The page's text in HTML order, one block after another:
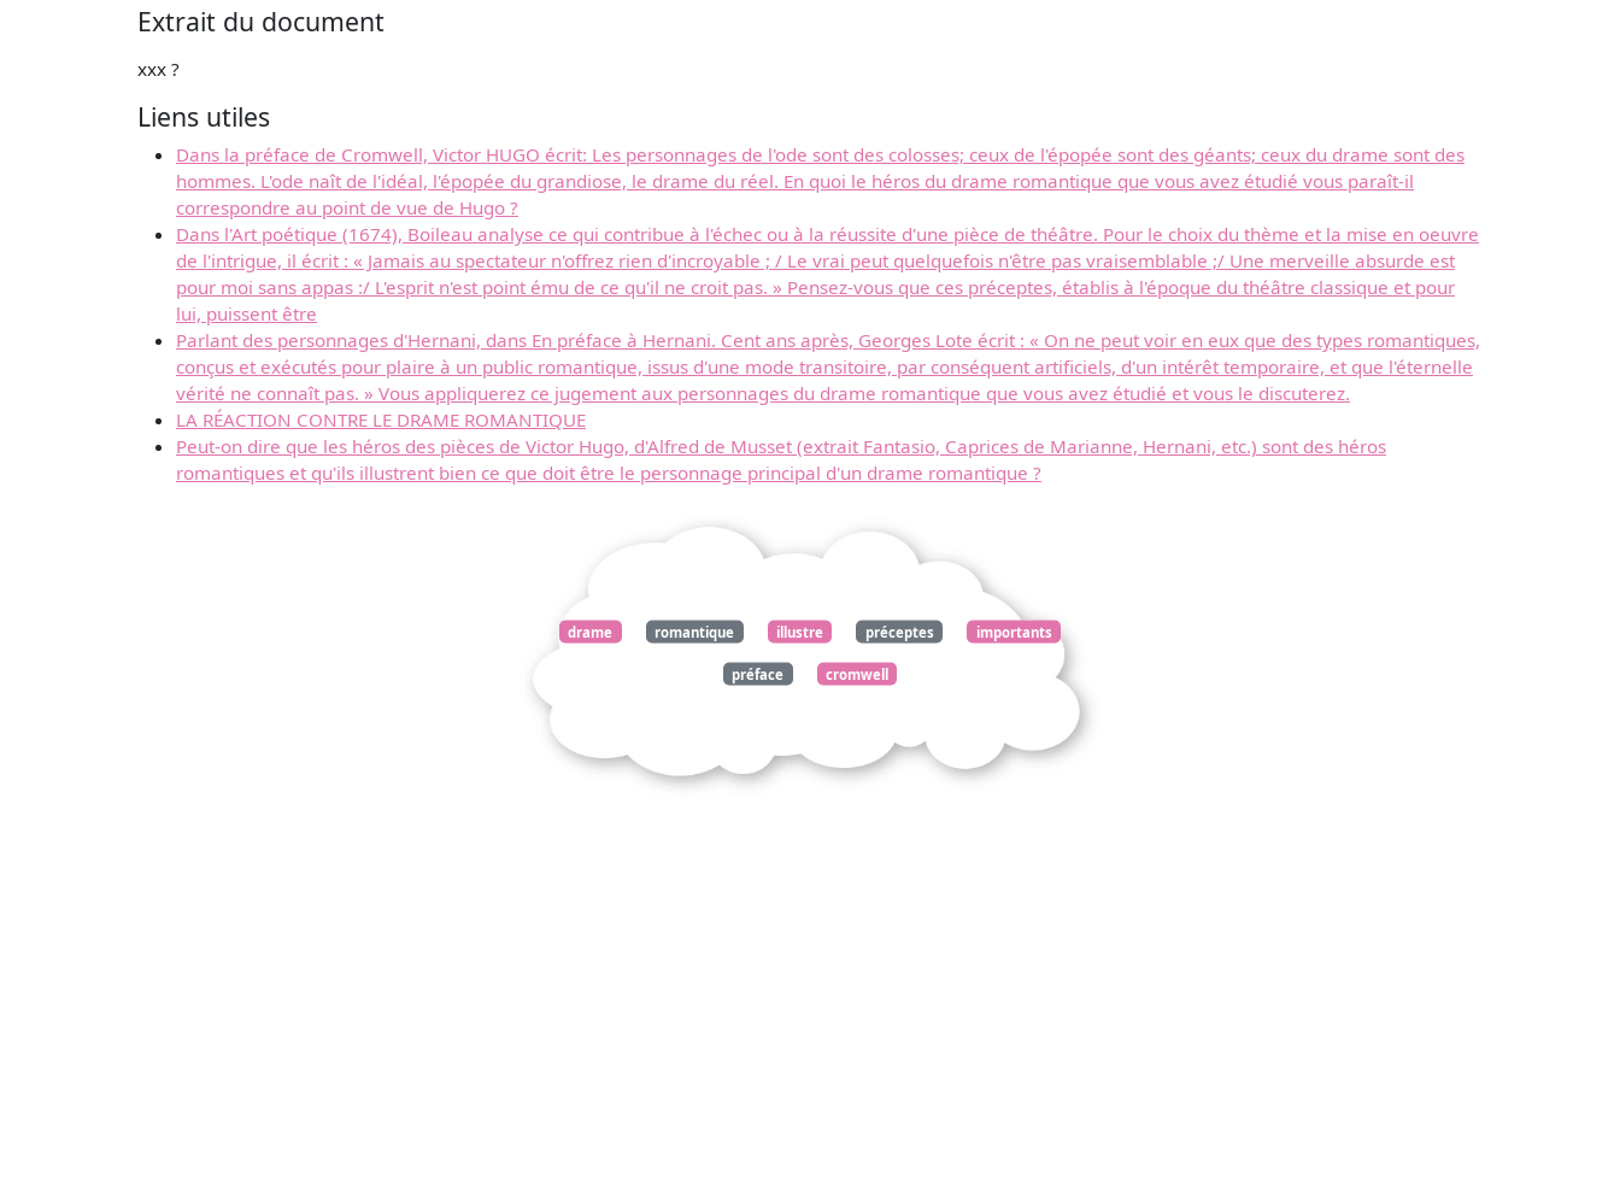
Extrait du document
xxx ?
Liens utiles
Dans la préface de Cromwell, Victor HUGO écrit: Les personnages de l'ode sont des colosses; ceux de l'épopée sont des géants; ceux du drame sont des
hommes. L'ode naît de l'idéal, l'épopée du grandiose, le drame du réel. En quoi le héros du drame romantique que vous avez étudié vous paraît-il
correspondre au point de vue de Hugo ?
Dans l'Art poétique (1674), Boileau analyse ce qui contribue à l'échec ou à la réussite d'une pièce de théâtre. Pour le choix du thème et la mise en oeuvre
de l'intrigue, il écrit : « Jamais au spectateur n'offrez rien d'incroyable ; / Le vrai peut quelquefois n'être pas vraisemblable ;/ Une merveille absurde est
pour moi sans appas :/ L'esprit n'est point ému de ce qu'il ne croit pas. » Pensez-vous que ces préceptes, établis à l'époque du théâtre classique et pour
lui, puissent être
Parlant des personnages d'Hernani, dans En préface à Hernani. Cent ans après, Georges Lote écrit : « On ne peut voir en eux que des types romantiques,
conçus et exécutés pour plaire à un public romantique, issus d'une mode transitoire, par conséquent artificiels, d'un intérêt temporaire, et que l'éternelle
vérité ne connaît pas. » Vous appliquerez ce jugement aux personnages du drame romantique que vous avez étudié et vous le discuterez.
LA RÉACTION CONTRE LE DRAME ROMANTIQUE
Peut-on dire que les héros des pièces de Victor Hugo, d'Alfred de Musset (extrait Fantasio, Caprices de Marianne, Hernani, etc.) sont des héros
romantiques et qu'ils illustrent bien ce que doit être le personnage principal d'un drame romantique ?
drame romantique illustre préceptes importants
préface cromwell